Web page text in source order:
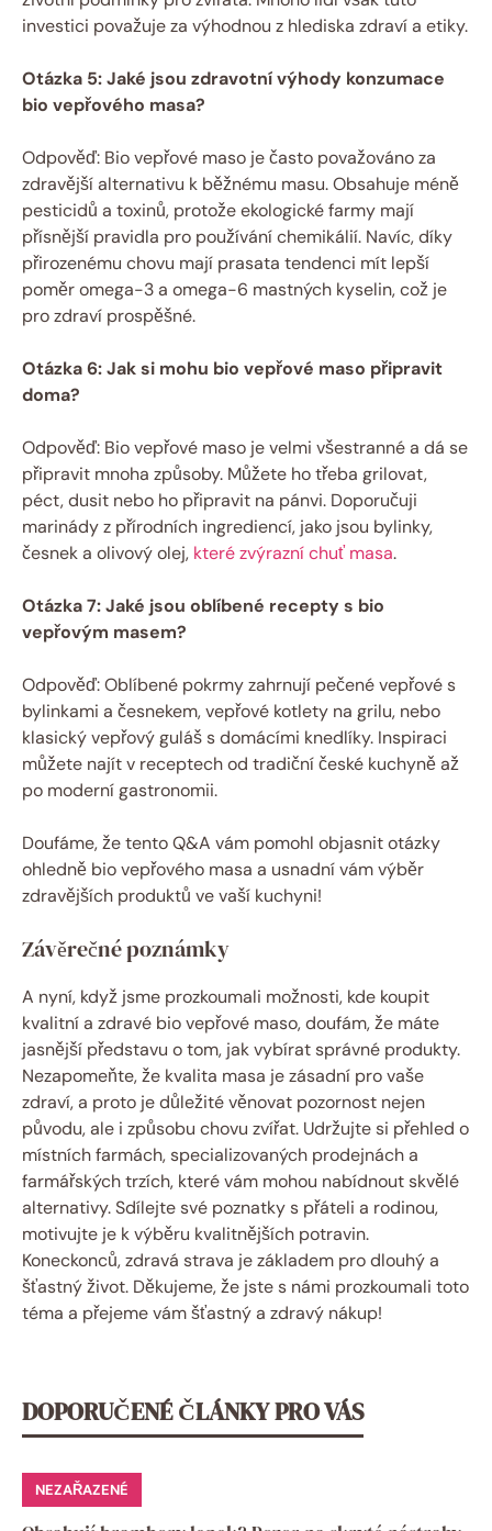
investici považuje za⁤ výhodnou ⁢z hlediska ‍zdraví a etiky.
Otázka 5:⁣ Jaké jsou ⁤zdravotní výhody konzumace
bio vepřového masa?
Odpověď: ⁤Bio ​vepřové maso je⁤ často ‌považováno za
zdravější alternativu k běžnému masu.‌ Obsahuje méně
pesticidů a toxinů, protože ekologické farmy ⁤mají
přísnější pravidla pro používání chemikálií. ​Navíc, díky
přirozenému chovu mají prasata tendenci mít lepší ​
poměr ⁢omega-3 a omega-6 mastných kyselin, což je⁤
pro⁢ zdraví prospěšné.
Otázka ⁤6: Jak si mohu bio vepřové maso připravit
doma?
Odpověď: Bio vepřové maso je velmi všestranné a⁢ dá se
připravit mnoha ‍způsoby. Můžete ho třeba grilovat,
péct, ​dusit nebo ho připravit na pánvi. Doporučuji
marinády z⁤ přírodních ingrediencí, jako jsou bylinky,
česnek a olivový olej, které zvýrazní chuť masa.
Otázka 7: Jaké jsou oblíbené recepty s bio
vepřovým masem?
Odpověď: Oblíbené pokrmy zahrnují ⁢pečené vepřové s
bylinkami a česnekem, ‌vepřové kotlety na ‌grilu, nebo
klasický ‌vepřový guláš s‍ domácími knedlíky. Inspiraci
můžete najít v receptech od tradiční české kuchyně až⁤
po⁤ moderní ‍gastronomii.
Doufáme, že tento Q&A vám pomohl objasnit otázky
ohledně bio vepřového masa a usnadní ⁣vám výběr
zdravějších produktů ve vaší kuchyni!
Závěrečné ‌poznámky
A nyní, když jsme prozkoumali možnosti, ‌kde⁣ koupit
kvalitní a zdravé bio vepřové​ maso, doufám,‍ že máte
jasnější představu o tom, jak ⁣vybírat správné produkty.
Nezapomeňte, že⁢ kvalita ‌masa je zásadní pro vaše
zdraví,⁣ a proto⁢ je důležité věnovat pozornost ⁤nejen
původu, ale i​ způsobu⁢ chovu zvířat. Udržujte si přehled o
místních farmách, specializovaných prodejnách a​
farmářských trzích, které vám ⁢mohou nabídnout skvělé​
alternativy. Sdílejte své poznatky s přáteli a rodinou,‌
motivujte je k výběru kvalitnějších potravin.
Koneckonců, ‍zdravá strava je základem pro dlouhý a
šťastný život. Děkujeme,‌ že jste s námi​ prozkoumali toto
téma a⁤ přejeme vám šťastný a zdravý⁤ nákup!
DOPORUČENÉ ČLÁNKY PRO VÁS
NEZAŘAZENÉ